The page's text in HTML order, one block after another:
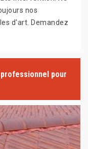
nos
d'art. Demandez
pour